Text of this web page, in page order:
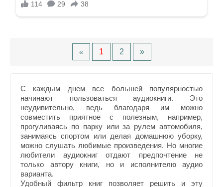
« 1 2 »
С каждым днем все большей популярностью
начинают пользоваться аудиокниги. Это
неудивительно, ведь благодаря им можно
совместить приятное с полезным, например,
прогуливаясь по парку или за рулем автомобиля,
занимаясь спортом или делая домашнюю уборку,
можно слушать любимые произведения. Но многие
любители аудиокниг отдают предпочтение не
только автору книги, но и исполнителю аудио
варианта.
Удобный фильтр книг позволяет решить и эту